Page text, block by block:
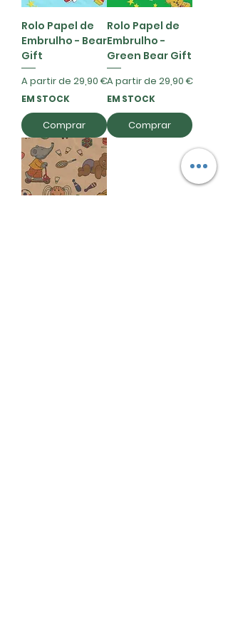
Rolo Papel de
Embrulho - Bear
Gift
A partir de 29,90 €
Preço promocional
EM STOCK
Comprar
Rolo Papel de
Embrulho -
Green Bear Gift
A partir de 29,90 €
Preço promocional
EM STOCK
Comprar